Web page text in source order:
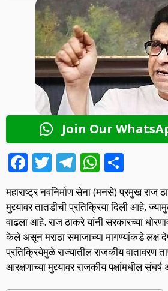
Join Our
F
e
b
o
o
k
T
w
itt
er
T
el
e
gr
a
m
W
h
at
s
A
p
p
ar
e
महाराष्ट्र नवनिर्माण सेना (मनसे) प्रमुख राज
मुद्द्यावर तातडीची प्रतिक्रिया दिली आहे,
वाढला आहे. राज ठाकरे यांनी सरकारच्या
केले असून मराठा समाजाच्या मागण्यांकडे लक्ष
प्रतिक्रियेमुळे राज्यातील राजकीय वातावरण
आरक्षणाच्या मुद्द्यावर राजकीय पक्षांमधील